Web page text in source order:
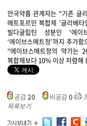
안국약품 관계자는 “기존 글
메트포르민 복합제 ’글리베
빌다글립틴 성분인 ‘에이
‘에이브스메트정’까지 추가
“에이브스메트정의 약가는
복합제보다 10% 이상 저렴해
공감20 비공감0
목록보기